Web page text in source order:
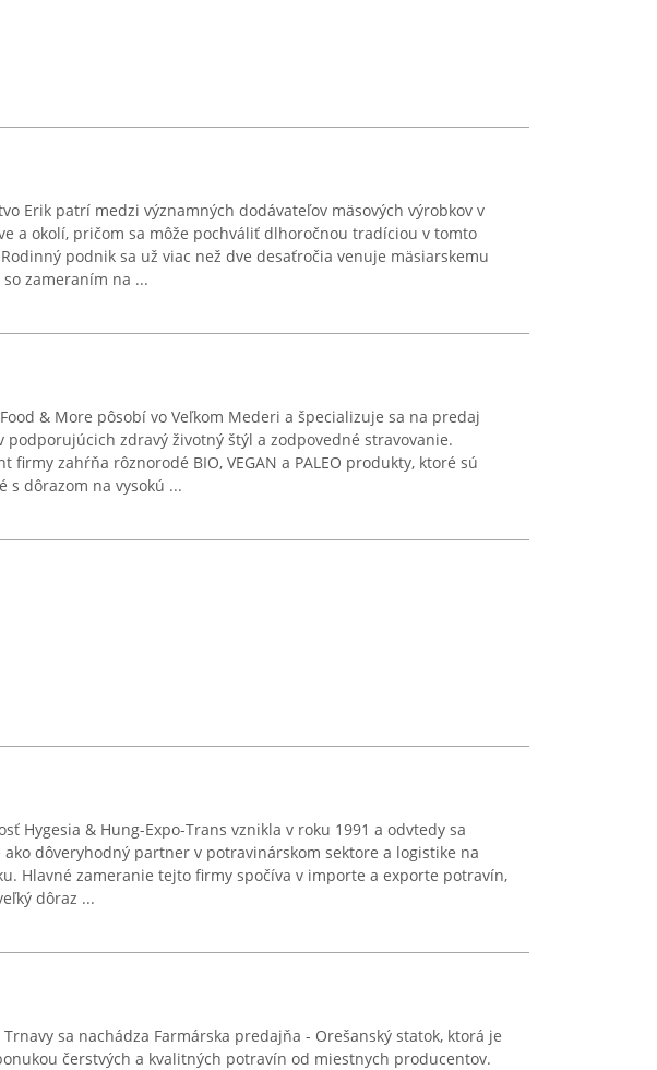
Erik patrí medzi významných dodávateľov mäsových výrobkov v
a okolí, pričom sa môže pochváliť dlhoročnou tradíciou v tomto
podnik sa už viac než dve desaťročia venuje mäsiarskemu
zameraním na ...
& More pôsobí vo Veľkom Mederi a špecializuje sa na predaj
podporujúcich zdravý životný štýl a zodpovedné stravovanie.
firmy zahŕňa rôznorodé BIO, VEGAN a PALEO produkty, ktoré sú
s dôrazom na vysokú ...
Hygesia & Hung-Expo-Trans vznikla v roku 1991 a odvtedy sa
dôveryhodný partner v potravinárskom sektore a logistike na
Hlavné zameranie tejto firmy spočíva v importe a exporte potravín,
dôraz ...
Trnavy sa nachádza Farmárska predajňa - Orešanský statok, ktorá je
čerstvých a kvalitných potravín od miestnych producentov.